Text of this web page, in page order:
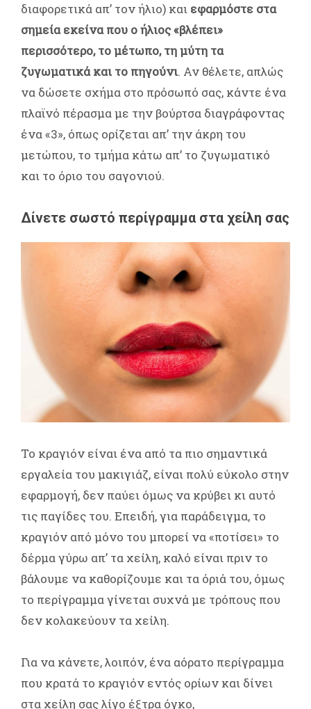
διαφορετικά απ’ τον ήλιο) και εφαρμόστε στα
σημεία εκείνα που ο ήλιος «βλέπει»
περισσότερο, το μέτωπο, τη μύτη τα
ζυγωματικά και το πηγούνι. Αν θέλετε, απλώς
να δώσετε σχήμα στο πρόσωπό σας, κάντε ένα
πλαϊνό πέρασμα με την βούρτσα διαγράφοντας
ένα «3», όπως ορίζεται απ’ την άκρη του
μετώπου, το τμήμα κάτω απ’ το ζυγωματικό
και το όριο του σαγονιού.
Δίνετε σωστό περίγραμμα στα χείλη σας
Το κραγιόν είναι ένα από τα πιο σημαντικά
εργαλεία του μακιγιάζ, είναι πολύ εύκολο στην
εφαρμογή, δεν παύει όμως να κρύβει κι αυτό
τις παγίδες του. Επειδή, για παράδειγμα, το
κραγιόν από μόνο του μπορεί να «ποτίσει» το
δέρμα γύρω απ’ τα χείλη, καλό είναι πριν το
βάλουμε να καθορίζουμε και τα όριά του, όμως
το περίγραμμα γίνεται συχνά με τρόπους που
δεν κολακεύουν τα χείλη.
Για να κάνετε, λοιπόν, ένα αόρατο περίγραμμα
που κρατά το κραγιόν εντός ορίων και δίνει
στα χείλη σας λίγο έξτρα όγκο,